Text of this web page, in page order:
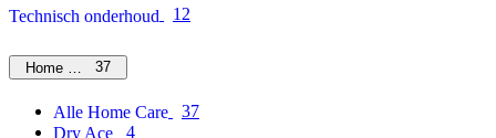
Technisch onderhoud 12
Home Care37
Alle Home Care
37
Dry Ace
4